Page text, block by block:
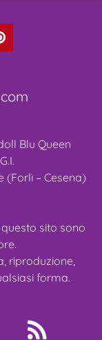
Blu Queen
(Forlì – Cesena)
sito sono
riproduzione,
forma.